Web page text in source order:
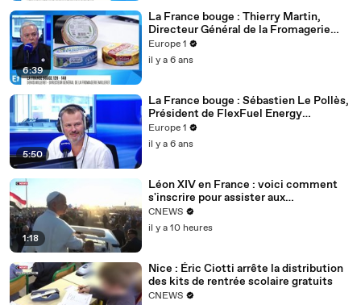
6:39
La France bouge : Thierry Martin,
Directeur Général de la Fromagerie
Milleret
Europe 1
il y a 6 ans
5:50
La France bouge : Sébastien Le Pollès,
Président de FlexFuel Energy
Development
Europe 1
il y a 6 ans
1:18
Léon XIV en France : voici comment
s'inscrire pour assister aux
célébrations du pape à Paris, Lourdes
et Metz
CNEWS
il y a 10 heures
Nice : Éric Ciotti arrête la distribution
des kits de rentrée scolaire gratuits
CNEWS